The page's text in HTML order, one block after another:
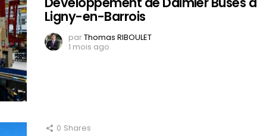
Ligny-en-Barrois
parThomas RIBOULET
1 mois ago
0 Shares